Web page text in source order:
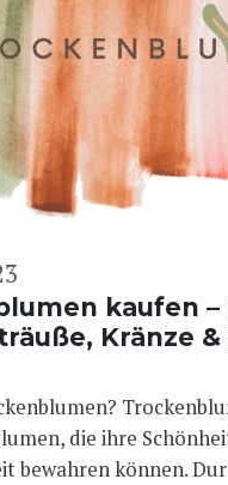
kaufen –
Kränze &
die ihre
bewahren können.